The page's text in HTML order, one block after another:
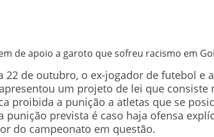
de apoio a garoto que sofreu racismo em
22 de outubro, o ex-jogador de futebol e
apresentou um projeto de lei que
proibida a punição a atletas que se
punição prevista é caso haja ofensa
do campeonato em questão.